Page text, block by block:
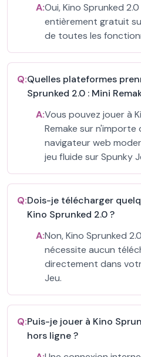
A:Oui, Kino Sprunked
entièrement gratuit
de toutes les
Q:Quelles plateformes
Sprunked 2.0 : Mini
A:Vous pouvez jouer à
Remake sur
navigateur web
jeu fluide sur Spunky
Q:Dois-je télécharger
Kino Sprunked 2.0 ?
A:Non, Kino Sprunked
nécessite aucun
directement dans
Jeu.
Q:Puis-je jouer à Kino
hors ligne ?